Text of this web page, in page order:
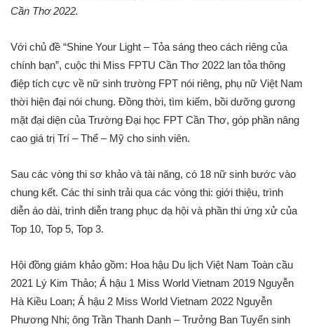
Cần Thơ 2022.
Với chủ đề “Shine Your Light – Tỏa sáng theo cách riêng của
chính bạn”, cuộc thi Miss FPTU Cần Thơ 2022 lan tỏa thông
điệp tích cực về nữ sinh trường FPT nói riêng, phụ nữ Việt Nam
thời hiện đại nói chung. Đồng thời, tìm kiếm, bồi dưỡng gương
mặt đại diện của Trường Đại học FPT Cần Thơ, góp phần nâng
cao giá trị Trí – Thể – Mỹ cho sinh viên.
Sau các vòng thi sơ khảo và tài năng, có 18 nữ sinh bước vào
chung kết. Các thí sinh trải qua các vòng thi: giới thiệu, trình
diễn áo dài, trình diễn trang phục dạ hội và phần thi ứng xử của
Top 10, Top 5, Top 3.
Hội đồng giám khảo gồm: Hoa hậu Du lịch Việt Nam Toàn cầu
2021 Lý Kim Thảo; Á hậu 1 Miss World Vietnam 2019 Nguyễn
Hà Kiều Loan; Á hậu 2 Miss World Vietnam 2022 Nguyễn
Phương Nhi; ông Trần Thanh Danh – Trưởng Ban Tuyển sinh